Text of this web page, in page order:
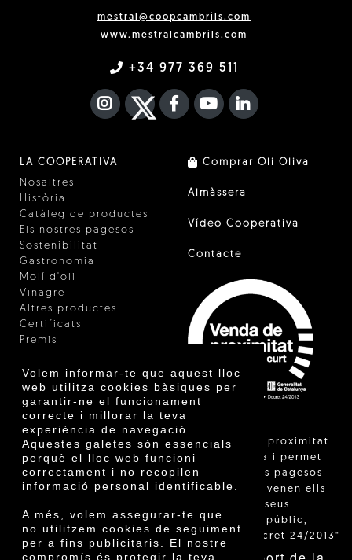
Volem informar-te que aquest lloc
web utilitza cookies bàsiques per
garantir-ne el funcionament
correcte i millorar la teva
experiència de navegació.
Aquestes galetes són essencials
perquè el lloc web funcioni
correctament i no recopilen
informació personal identificable.
A més, volem assegurar-te que
no utilitzem cookies de seguiment
per a fins publicitaris. El nostre
compromís és protegir la teva
mestral@coopcambrils.com
www.mestralcambrils.com
+34 977 369 511
INSTAGRAM
TWITTER
FACEBOOK F
YOUTUBEFA LINKEDIN
LA COOPERATIVA
Nosaltres
Història
Catàleg de productes
Els nostres pagesos
Sostenibilitat
Gastronomia
Molí d'oli
Vinagre
Altres productes
Certificats
Premis
Comprar Oli Oliva
Almàssera
Vídeo Cooperativa
Contacte
"La venda de proximitat
està regulada i permet
identificar els pagesos
catalans que venen ells
mateixos els seus
productes al públic,
segons el Decret 24/2013"